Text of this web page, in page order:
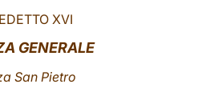
XVI
GENERALE
San Pietro